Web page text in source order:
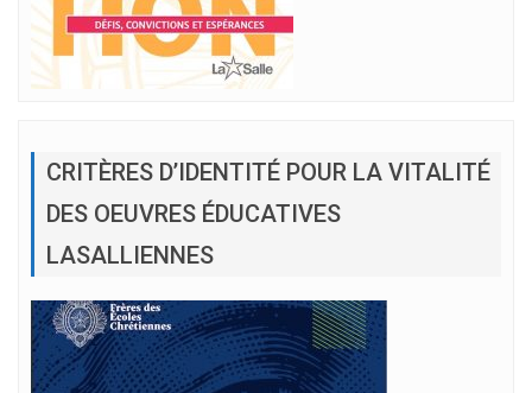
CRITÈRES D’IDENTITÉ POUR LA VITALITÉ
DES OEUVRES ÉDUCATIVES
LASALLIENNES